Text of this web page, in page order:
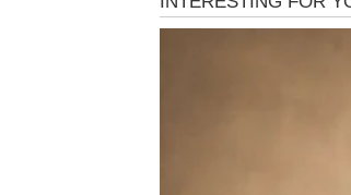
Vrijeme je da